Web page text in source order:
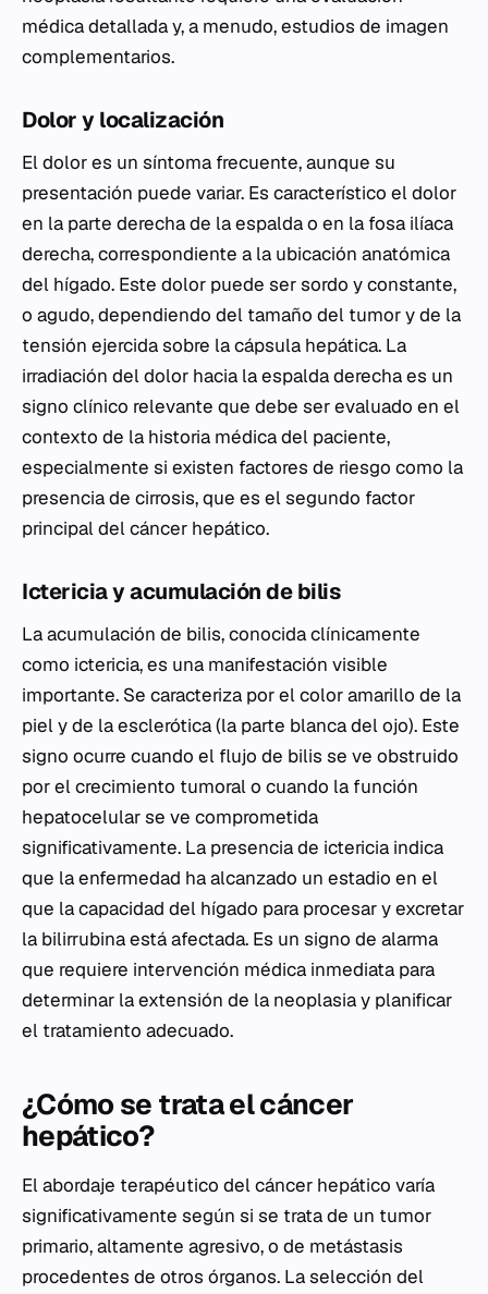
médica detallada y, a menudo, estudios de imagen
complementarios.
Dolor y localización
El dolor es un síntoma frecuente, aunque su
presentación puede variar. Es característico el dolor
en la parte derecha de la espalda o en la fosa ilíaca
derecha, correspondiente a la ubicación anatómica
del hígado. Este dolor puede ser sordo y constante,
o agudo, dependiendo del tamaño del tumor y de la
tensión ejercida sobre la cápsula hepática. La
irradiación del dolor hacia la espalda derecha es un
signo clínico relevante que debe ser evaluado en el
contexto de la historia médica del paciente,
especialmente si existen factores de riesgo como la
presencia de cirrosis, que es el segundo factor
principal del cáncer hepático.
Ictericia y acumulación de bilis
La acumulación de bilis, conocida clínicamente
como ictericia, es una manifestación visible
importante. Se caracteriza por el color amarillo de la
piel y de la esclerótica (la parte blanca del ojo). Este
signo ocurre cuando el flujo de bilis se ve obstruido
por el crecimiento tumoral o cuando la función
hepatocelular se ve comprometida
significativamente. La presencia de ictericia indica
que la enfermedad ha alcanzado un estadio en el
que la capacidad del hígado para procesar y excretar
la bilirrubina está afectada. Es un signo de alarma
que requiere intervención médica inmediata para
determinar la extensión de la neoplasia y planificar
el tratamiento adecuado.
¿Cómo se trata el cáncer
hepático?
El abordaje terapéutico del cáncer hepático varía
significativamente según si se trata de un tumor
primario, altamente agresivo, o de metástasis
procedentes de otros órganos. La selección del